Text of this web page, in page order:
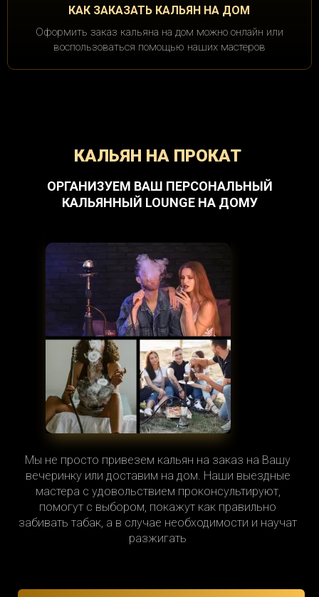
КАК ЗАКАЗАТЬ КАЛЬЯН НА ДОМ
Оформить заказ кальяна на дом можно онлайн или
воспользоваться помощью наших мастеров
КАЛЬЯН НА ПРОКАТ
ОРГАНИЗУЕМ ВАШ ПЕРСОНАЛЬНЫЙ
КАЛЬЯННЫЙ LOUNGE НА ДОМУ
Мы не просто привезем кальян на заказ на Вашу
вечеринку или доставим на дом. Наши выездные
мастера с удовольствием проконсультируют,
помогут с выбором, покажут как правильно
забивать табак, а в случае необходимости и научат
разжигать